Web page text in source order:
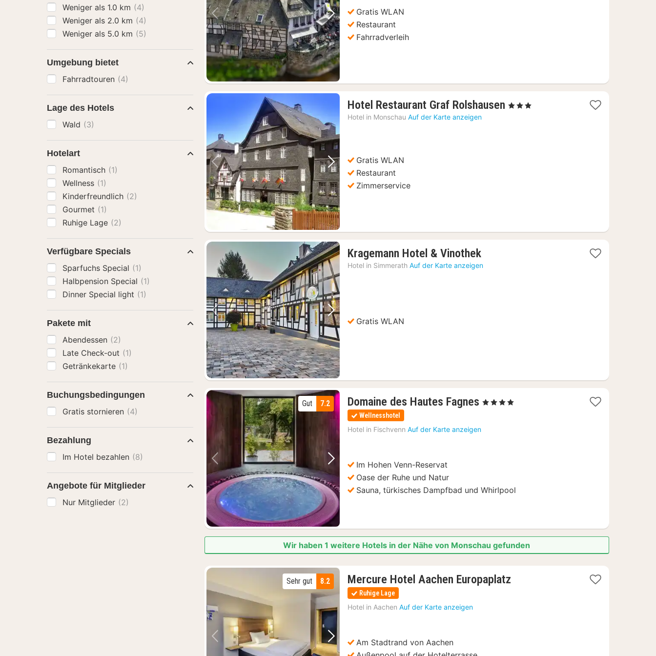
Vorheriges Bild Nächstes Bild
Gratis WLAN
Restaurant
Fahrradverleih
Vorheriges Bild Nächstes Bild
Hotel Restaurant Graf Rolshausen 1
, 3 Sterne
Hotel in Monschau Auf der Karte anzeigen
Gratis WLAN
Restaurant
Zimmerservice
Vorheriges Bild Nächstes Bild
Kragemann Hotel & Vinothek1
Nacht
Hotel in Simmerath Auf der Karte anzeigen
Gratis WLAN
Vorheriges Bild Nächstes Bild
7.2
Gut Domaine des Hautes Fagnes 1
, 4 Sterne
Wellnesshotel
Hotel in Fischvenn Auf der Karte anzeigen
Im Hohen Venn-Reservat
Oase der Ruhe und Natur
Sauna, türkisches Dampfbad und Whirlpool
Wir haben 1 weitere Hotels in der Nähe von Monschau gefunden
Vorheriges Bild Nächstes Bild
8.2
Sehr gut Mercure Hotel Aachen Europaplatz
Ruhige Lage
Hotel in Aachen Auf der Karte anzeigen
Am Stadtrand von Aachen
Weniger als 1.0 km (4)
Weniger als 2.0 km (4)
Weniger als 5.0 km (5)
Umgebung bietet
Fahrradtouren (4)
Lage des Hotels
Wald (3)
Hotelart
Romantisch (1)
Wellness (1)
Kinderfreundlich (2)
Gourmet (1)
Ruhige Lage (2)
Verfügbare Specials
Sparfuchs Special (1)
Halbpension Special (1)
Dinner Special light (1)
Pakete mit
Abendessen (2)
Late Check-out (1)
Getränkekarte (1)
Buchungsbedingungen
Gratis stornieren (4)
Bezahlung
Im Hotel bezahlen (8)
Angebote für Mitglieder
Nur Mitglieder (2)